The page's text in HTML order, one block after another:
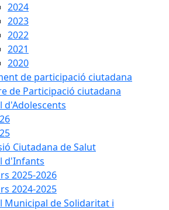
2024
2023
2022
2021
2020
de participació ciutadana
de Participació ciutadana
d'Adolescents
Ciutadana de Salut
d'Infants
2025-2026
2024-2025
Municipal de Solidaritat i